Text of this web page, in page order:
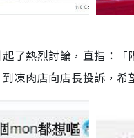
了熱烈討論，直指：
凍肉店向店長投訴，希